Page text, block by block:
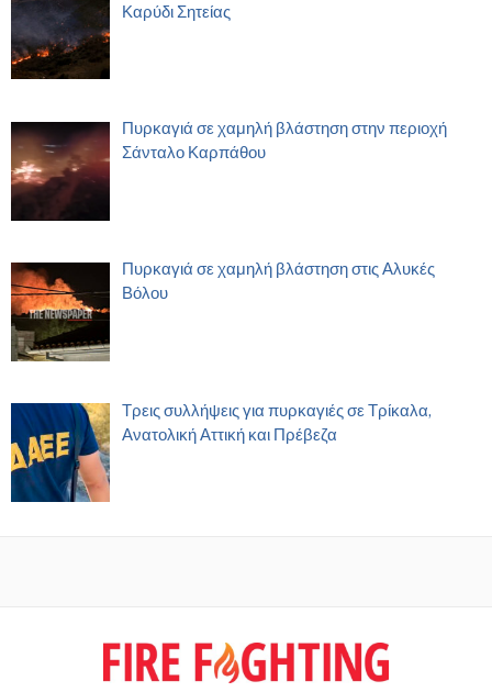
Καρύδι Σητείας
Πυρκαγιά σε χαμηλή βλάστηση στην περιοχή
Σάνταλο Καρπάθου
Πυρκαγιά σε χαμηλή βλάστηση στις Αλυκές
Βόλου
Τρεις συλλήψεις για πυρκαγιές σε Τρίκαλα,
Ανατολική Αττική και Πρέβεζα